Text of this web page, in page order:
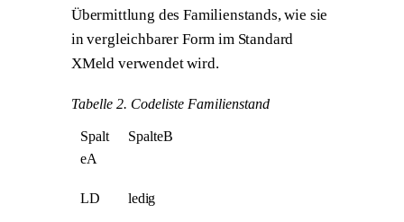
Übermittlung des Familienstands, wie sie
in vergleichbarer Form im Standard
XMeld verwendet wird.
Tabelle 2. Codeliste Familienstand
Spalt
eA
SpalteB
LD ledig